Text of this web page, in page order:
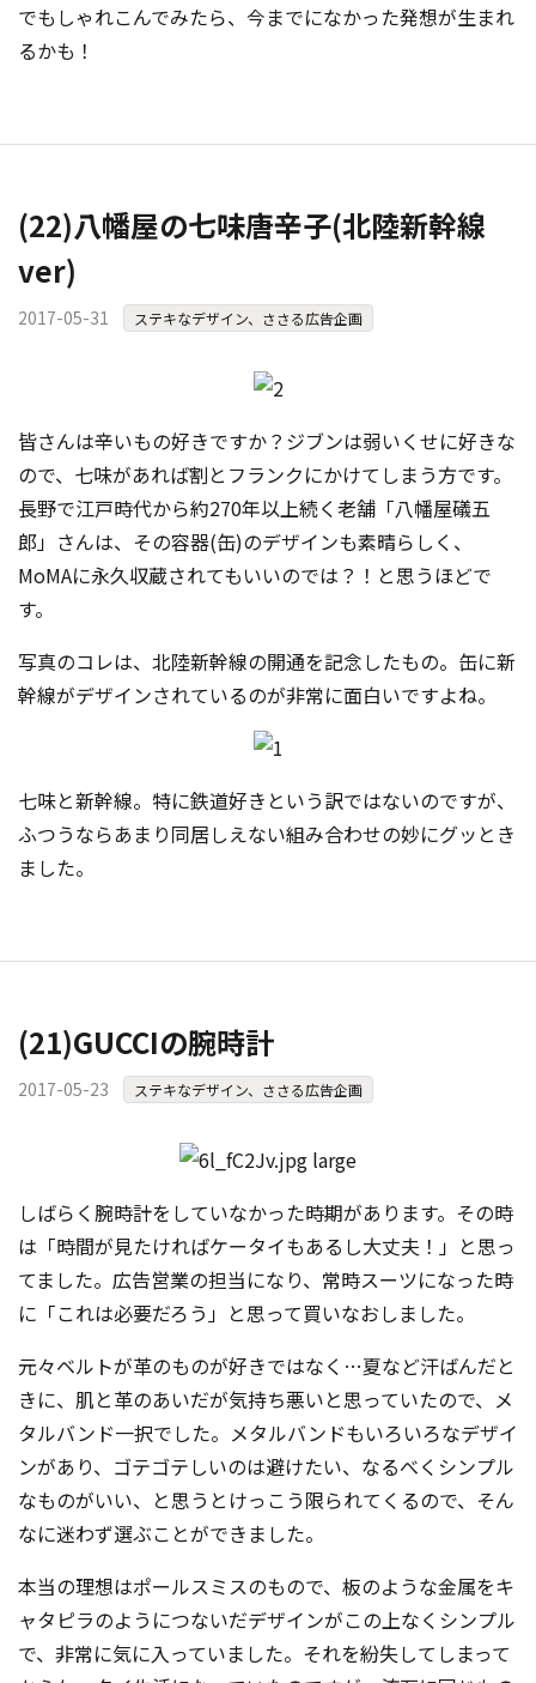
でもしゃれこんでみたら、今までになかった発想が生まれ
るかも！
(22)八幡屋の七味唐辛子(北陸新幹線
ver)
2017-05-31 ステキなデザイン、ささる広告企画
皆さんは辛いもの好きですか？ジブンは弱いくせに好きな
ので、七味があれば割とフランクにかけてしまう方です。
長野で江戸時代から約270年以上続く老舗「八幡屋礒五
郎」さんは、その容器(缶)のデザインも素晴らしく、
MoMAに永久収蔵されてもいいのでは？！と思うほどで
す。
写真のコレは、北陸新幹線の開通を記念したもの。缶に新
幹線がデザインされているのが非常に面白いですよね。
七味と新幹線。特に鉄道好きという訳ではないのですが、
ふつうならあまり同居しえない組み合わせの妙にグッとき
ました。
(21)GUCCIの腕時計
2017-05-23 ステキなデザイン、ささる広告企画
しばらく腕時計をしていなかった時期があります。その時
は「時間が見たければケータイもあるし大丈夫！」と思っ
てました。広告営業の担当になり、常時スーツになった時
に「これは必要だろう」と思って買いなおしました。
元々ベルトが革のものが好きではなく…夏など汗ばんだと
きに、肌と革のあいだが気持ち悪いと思っていたので、メ
タルバンド一択でした。メタルバンドもいろいろなデザイ
ンがあり、ゴテゴテしいのは避けたい、なるべくシンプル
なものがいい、と思うとけっこう限られてくるので、そん
なに迷わず選ぶことができました。
本当の理想はポールスミスのもので、板のような金属をキ
ャタピラのようにつないだデザインがこの上なくシンプル
で、非常に気に入っていました。それを紛失してしまって